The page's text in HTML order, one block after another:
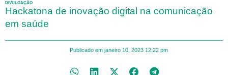
DIVULGAÇÃO
Hackatona de inovação digital na comunicação
em saúde
Publicado em janeiro 10, 2023 12:22 pm